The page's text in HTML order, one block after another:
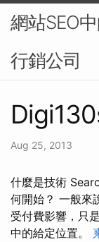
網站SEO
行銷公司
Aug 25, 2013
什麼是技術
何開始？ 一般來
受付費影響，只
中的給定位置。